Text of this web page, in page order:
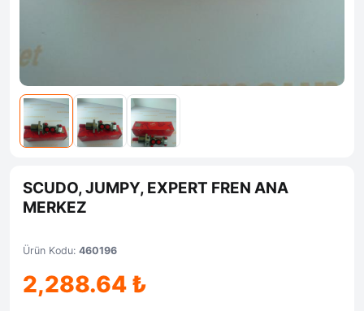
SCUDO, JUMPY, EXPERT FREN ANA
MERKEZ
Ürün Kodu: 460196
2,288.64 ₺